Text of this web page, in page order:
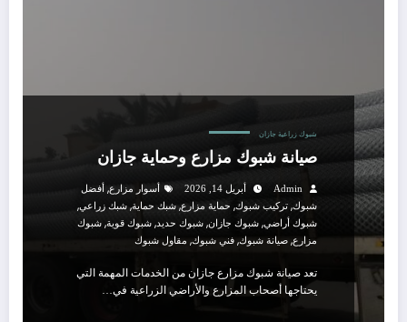
شبوك زراعية جازان
صيانة شبوك مزارع وحماية جازان
Admin أبريل 14, 2026 أسوار مزارع, أفضل
شبوك, تركيب شبوك, حماية مزارع, شبك حماية, شبك زراعي,
شبوك أراضي, شبوك جازان, شبوك حديد, شبوك قوية, شبوك
مزارع, صيانة شبوك, فني شبوك, مقاول شبوك
تعد صيانة شبوك مزارع جازان من الخدمات المهمة التي
يحتاجها أصحاب المزارع والأراضي الزراعية في…